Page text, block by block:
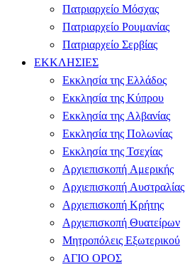
Πατριαρχείο Μόσχας
Πατριαρχείο Ρουμανίας
Πατριαρχείο Σερβίας
ΕΚΚΛΗΣΙΕΣ
Εκκλησία της Ελλάδος
Εκκλησία της Κύπρου
Εκκλησία της Αλβανίας
Εκκλησία της Πολωνίας
Εκκλησία της Τσεχίας
Αρχιεπισκοπή Αμερικής
Αρχιεπισκοπή Αυστραλίας
Αρχιεπισκοπή Κρήτης
Αρχιεπισκοπή Θυατείρων
Μητροπόλεις Εξωτερικού
ΑΓΙΟ ΟΡΟΣ